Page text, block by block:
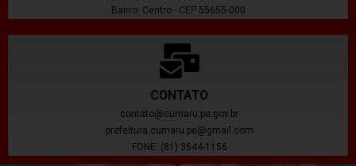
Bairro: Centro - CEP 55655-000
CONTATO
contato@cumaru.pe.gov.br
prefeitura.cumaru.pe@gmail.com
FONE: (81) 3644-1156